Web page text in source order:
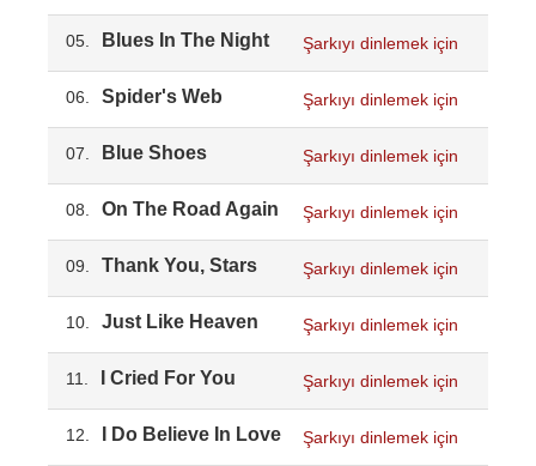
05. Blues In The Night Şarkıyı dinlemek için
06. Spider's Web Şarkıyı dinlemek için
07. Blue Shoes Şarkıyı dinlemek için
08. On The Road Again Şarkıyı dinlemek için
09. Thank You, Stars Şarkıyı dinlemek için
10. Just Like Heaven Şarkıyı dinlemek için
11. I Cried For You Şarkıyı dinlemek için
12. I Do Believe In Love Şarkıyı dinlemek için